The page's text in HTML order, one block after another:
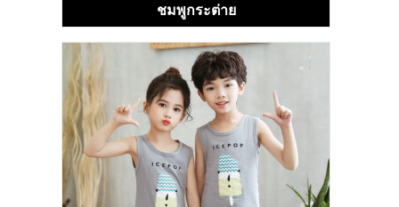
ชมพูกระต่าย